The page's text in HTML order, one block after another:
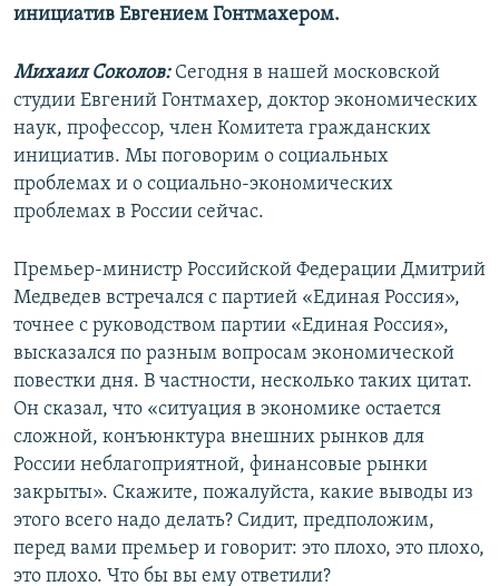
инициатив Евгением Гонтмахером.
Михаил Соколов:Сегодня в нашей московской
студии Евгений Гонтмахер, доктор экономических
наук, профессор, член Комитета гражданских
инициатив. Мы поговорим о социальных
проблемах и о социально-экономических
проблемах в России сейчас.
Премьер-министр Российской Федерации Дмитрий
Медведев встречался с партией «Единая Россия»,
точнее с руководством партии «Единая Россия»,
высказался по разным вопросам экономической
повестки дня. В частности, несколько таких цитат.
Он сказал, что «ситуация в экономике остается
сложной, конъюнктура внешних рынков для
России неблагоприятной, финансовые рынки
закрыты». Скажите, пожалуйста, какие выводы из
этого всего надо делать? Сидит, предположим,
перед вами премьер и говорит: это плохо, это плохо,
это плохо. Что бы вы ему ответили?